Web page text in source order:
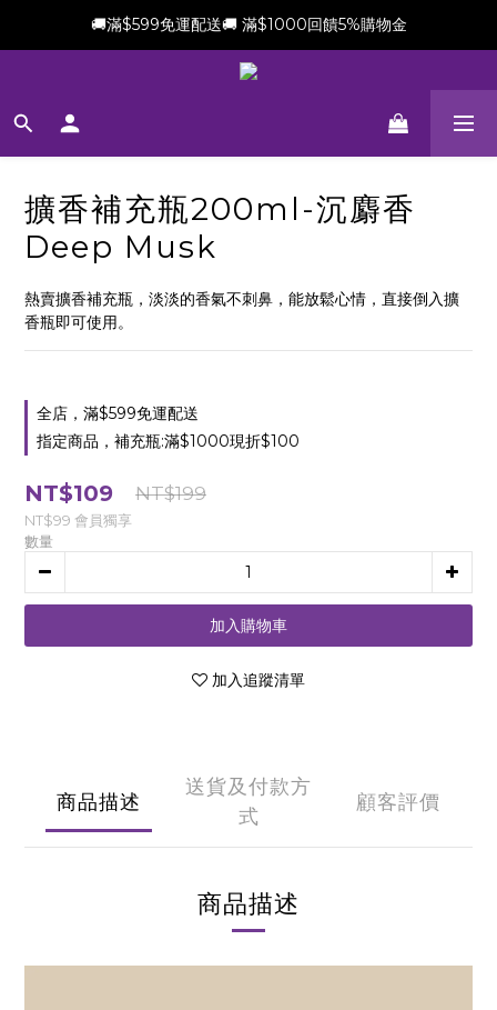
新會員加贈$100購物金(滿$699可折抵)
🚚滿$599免運配送🚚 滿$1000回饋5%購物金
新會員加贈$100購物金(滿$699可折抵)
擴香補充瓶200ml-沉麝香
Deep Musk
熱賣擴香補充瓶，淡淡的香氣不刺鼻，能放鬆心情，直接倒入擴
香瓶即可使用。
全店，滿$599免運配送
指定商品，補充瓶:滿$1000現折$100
NT$109 NT$199
NT$99 會員獨享
數量
加入購物車
加入追蹤清單
商品描述
送貨及付款方
式
顧客評價
商品描述